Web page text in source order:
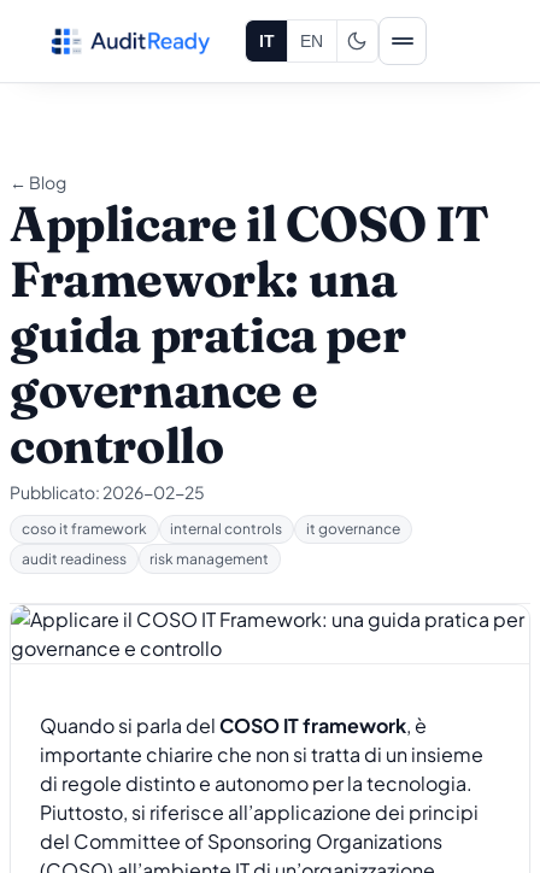
IT EN
← Blog
Applicare il COSO IT
Framework: una
guida pratica per
governance e
controllo
Pubblicato: 2026-02-25
coso it framework internal controls
it governance
audit readiness
risk management
Quando si parla delCOSO IT framework, è
importante chiarire che non si tratta di un insieme
di regole distinto e autonomo per la tecnologia.
Piuttosto, si riferisce all’applicazione dei principi
del Committee of Sponsoring Organizations